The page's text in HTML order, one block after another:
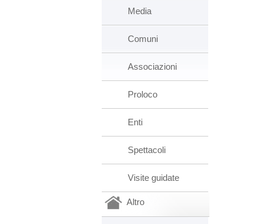
Media
Comuni
Associazioni
Proloco
Enti
Spettacoli
Visite guidate
Altro